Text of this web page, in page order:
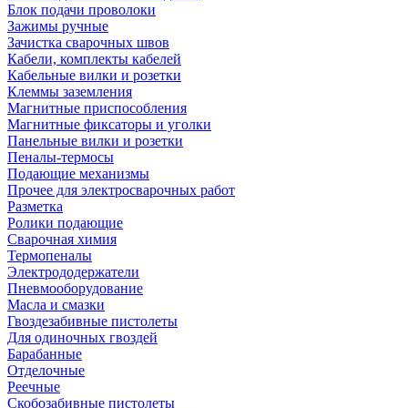
Блок подачи проволоки
Зажимы ручные
Зачистка сварочных швов
Кабели, комплекты кабелей
Кабельные вилки и розетки
Клеммы заземления
Магнитные приспособления
Магнитные фиксаторы и уголки
Панельные вилки и розетки
Пеналы-термосы
Подающие механизмы
Прочее для электросварочных работ
Разметка
Ролики подающие
Сварочная химия
Термопеналы
Электрододержатели
Пневмооборудование
Масла и смазки
Гвоздезабивные пистолеты
Для одиночных гвоздей
Барабанные
Отделочные
Реечные
Скобозабивные пистолеты